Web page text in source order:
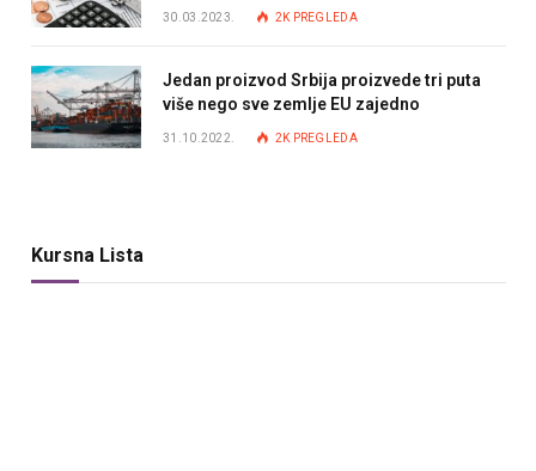
30.03.2023. 2K PREGLEDA
Jedan proizvod Srbija proizvede tri puta
više nego sve zemlje EU zajedno
31.10.2022. 2K PREGLEDA
Kursna Lista